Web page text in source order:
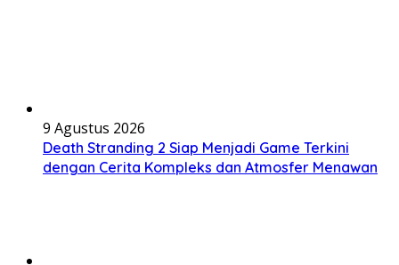
9 Agustus 2026
Death Stranding 2 Siap Menjadi Game Terkini
dengan Cerita Kompleks dan Atmosfer Menawan